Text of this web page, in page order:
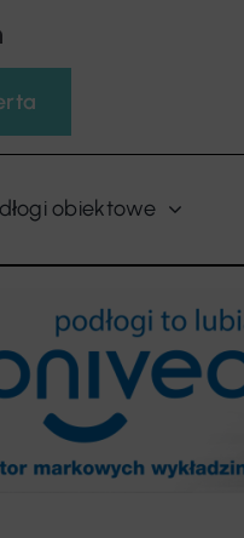
obiektowe